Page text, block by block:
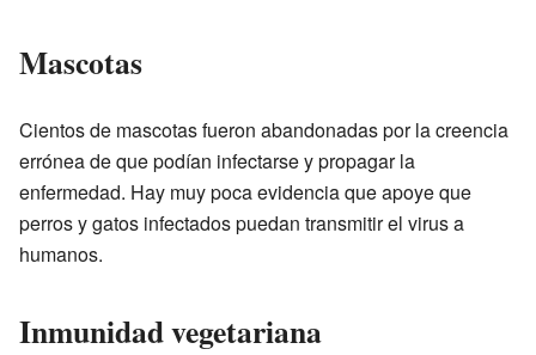
Mascotas
Cientos de mascotas fueron abandonadas por la creencia
errónea de que podían infectarse y propagar la
enfermedad. Hay muy poca evidencia que apoye que
perros y gatos infectados puedan transmitir el virus a
humanos.
Inmunidad vegetariana